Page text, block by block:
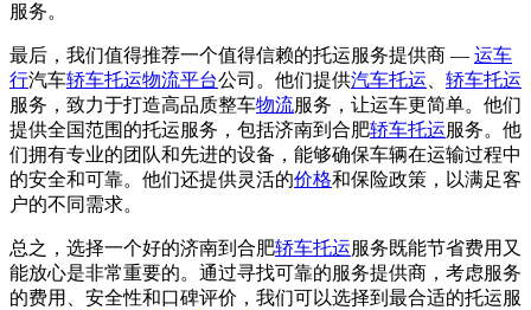
服务。
最后，我们值得推荐一个值得信赖的托运服务提供商 — 运车
行汽车轿车托运物流平台公司。他们提供汽车托运
轿车托运
服务，致力于打造高品质整车物流服务，让运车更简单。他们
提供全国范围的托运服务，包括济南到合肥轿车托运服务。他
们拥有专业的团队和先进的设备，能够确保车辆在运输过程中
的安全和可靠。他们还提供灵活的价格和保险政策，以满足客
户的不同需求。
总之，选择一个好的济南到合肥轿车托运服务既能节省费用又
能放心是非常重要的。通过寻找可靠的服务提供商，考虑服务
的费用、安全性和口碑评价，我们可以选择到最合适的托运服